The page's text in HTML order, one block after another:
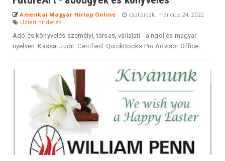
Amerikai Magyar Hirlap Online
csütörtök, március 24, 2022
Üzleti hirdetés
Adó és könyvelés személyi, társas, vállalati - a ngol és magyar
nyelven Kassai Judit Certified QuickBooks Pro Advisor Office: ...